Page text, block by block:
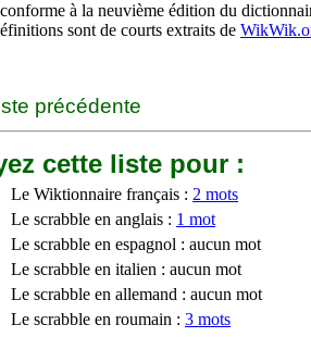
à la neuvième édition du
sont de courts extraits de
précédente
cette liste pour :
Le Wiktionnaire français : 2 mots
Le scrabble en anglais : 1 mot
Le scrabble en espagnol : aucun mot
Le scrabble en italien : aucun mot
Le scrabble en allemand : aucun mot
Le scrabble en roumain : 3 mots